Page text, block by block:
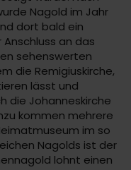
Nagold im Jahr
dort bald ein
an das
sehenswerten
die Remigiuskirche,
lässt und
die Johanneskirche
kommen mehrere
im so
Nagolds ist der
lohnt einen